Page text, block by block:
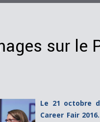
sur le
Le 21 octobre
Career Fair